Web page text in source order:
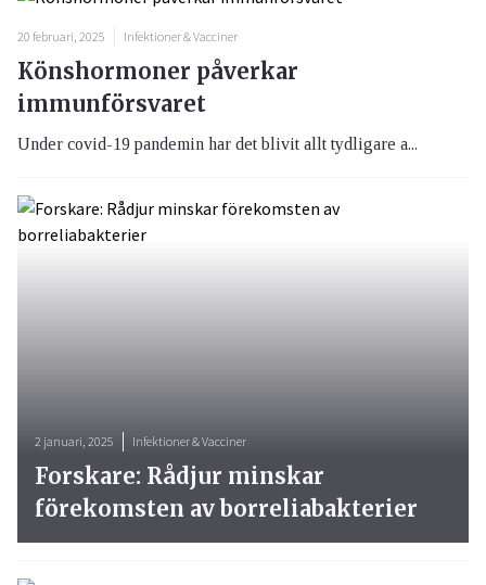
20 februari, 2025 Infektioner & Vacciner
Könshormoner påverkar
immunförsvaret
Under covid-19 pandemin har det blivit allt tydligare a...
2 januari, 2025 Infektioner & Vacciner
Forskare: Rådjur minskar
förekomsten av borreliabakterier